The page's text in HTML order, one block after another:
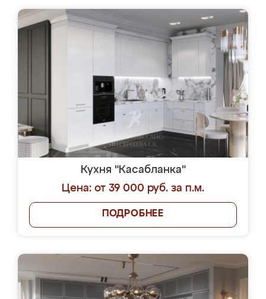
Кухня "Касабланка"
Цена: от 39 000 руб. за п.м.
ПОДРОБНЕЕ